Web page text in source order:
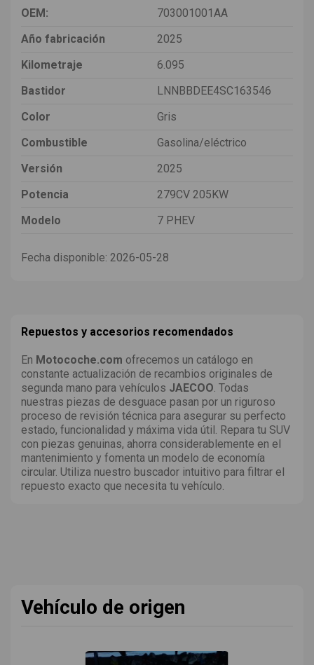
OEM:
703001001AA
Año fabricación
2025
Kilometraje
6.095
Bastidor
LNNBBDEE4SC163546
Color
Gris
Combustible
Gasolina/eléctrico
Versión
2025
Potencia
279CV 205KW
Modelo
7 PHEV
Fecha disponible: 2026-05-28
Repuestos y accesorios recomendados
En Motocoche.com ofrecemos un catálogo en
constante actualización de recambios originales de
segunda mano para vehículos JAECOO . Todas
nuestras piezas de desguace pasan por un riguroso
proceso de revisión técnica para asegurar su perfecto
estado, funcionalidad y máxima vida útil. Repara tu SUV
con piezas genuinas, ahorra considerablemente en el
mantenimiento y fomenta un modelo de economía
circular. Utiliza nuestro buscador intuitivo para filtrar el
repuesto exacto que necesita tu vehículo.
Vehículo de origen